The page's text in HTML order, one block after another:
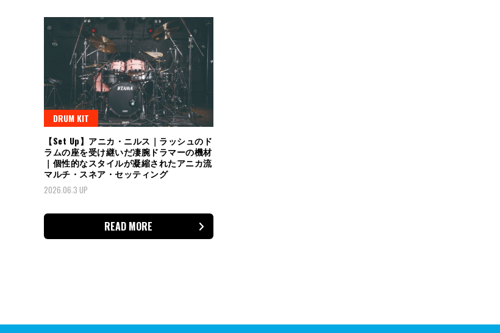
DRUM KIT
【Set Up】アニカ・ニルス｜ラッシュのド
ラムの座を受け継いだ凄腕ドラマーの機材
｜個性的なスタイルが凝縮されたアニカ流
マルチ・スネア・セッティング
2026.06.3 UP
READ MORE